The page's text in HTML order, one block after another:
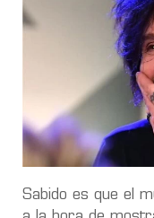
Sabido es que el